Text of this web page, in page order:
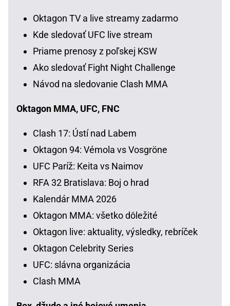
Oktagon TV a live streamy zadarmo
Kde sledovať UFC live stream
Priame prenosy z poľskej KSW
Ako sledovať Fight Night Challenge
Návod na sledovanie Clash MMA
Oktagon MMA, UFC, FNC
Clash 17: Ústí nad Labem
Oktagon 94: Vémola vs Vosgröne
UFC Paríž: Keita vs Naimov
RFA 32 Bratislava: Boj o hrad
Kalendár MMA 2026
Oktagon MMA: všetko dôležité
Oktagon live: aktuality, výsledky, rebríček
Oktagon Celebrity Series
UFC: slávna organizácia
Clash MMA